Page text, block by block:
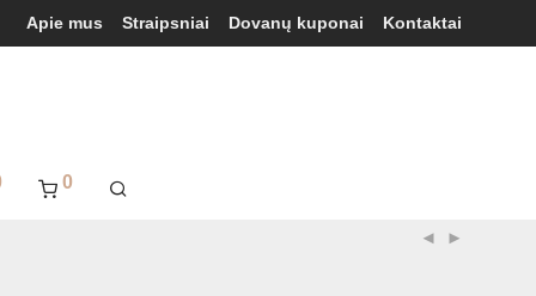
Apie mus Straipsniai Dovanų kuponai Kontaktai
0